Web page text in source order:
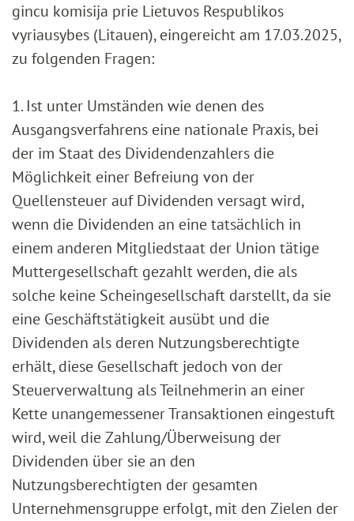
gincu komisija prie Lietuvos Respublikos
vyriausybes (Litauen), eingereicht am 17.03.2025,
zu folgenden Fragen:
1. Ist unter Umständen wie denen des
Ausgangsverfahrens eine nationale Praxis, bei
der im Staat des Dividendenzahlers die
Möglichkeit einer Befreiung von der
Quellensteuer auf Dividenden versagt wird,
wenn die Dividenden an eine tatsächlich in
einem anderen Mitgliedstaat der Union tätige
Muttergesellschaft gezahlt werden, die als
solche keine Scheingesellschaft darstellt, da sie
eine Geschäftstätigkeit ausübt und die
Dividenden als deren Nutzungsberechtigte
erhält, diese Gesellschaft jedoch von der
Steuerverwaltung als Teilnehmerin an einer
Kette unangemessener Transaktionen eingestuft
wird, weil die Zahlung/Überweisung der
Dividenden über sie an den
Nutzungsberechtigten der gesamten
Unternehmensgruppe erfolgt, mit den Zielen der